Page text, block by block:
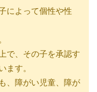
によって個性や性
で、その子を承認す
ます。
、障がい児童、障が